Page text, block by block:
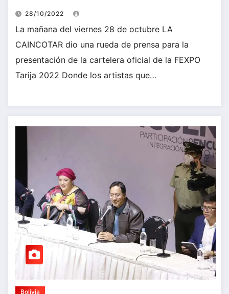
28/10/2022
La mañana del viernes 28 de octubre LA
CAINCOTAR dio una rueda de prensa para la
presentación de la cartelera oficial de la FEXPO
Tarija 2022 Donde los artistas que…
Bolivia